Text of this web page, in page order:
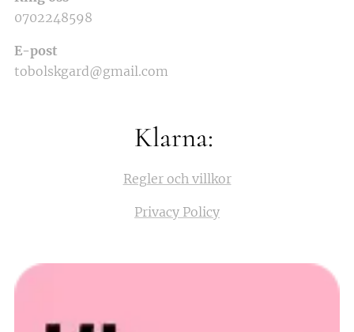
0702248598
E-post
tobolskgard@gmail.com
Klarna:
Regler och villkor
Privacy Policy